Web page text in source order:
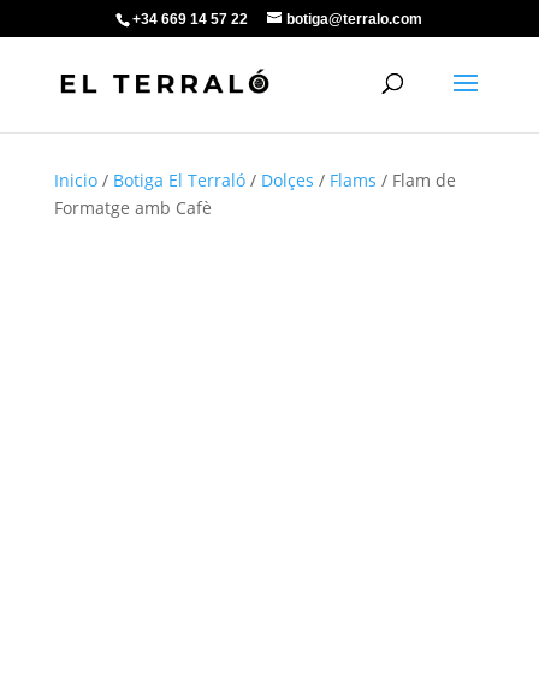
+34 669 14 57 22 botiga@terralo.com
Inicio/ Botiga El Terraló/ Dolçes / Flams / Flam de
Formatge amb Cafè